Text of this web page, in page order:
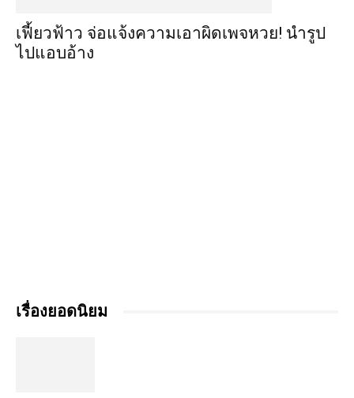
เฟี้ยวฟ้าว จ่อแจ้งความเอาผิดเพจหวย! นำรูป
ไปแอบอ้าง
เรื่องยอดนิยม